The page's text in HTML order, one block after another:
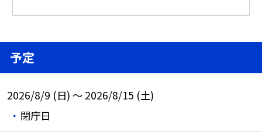
予定
2026/8/9 (日) ～ 2026/8/15 (土)
閉庁日